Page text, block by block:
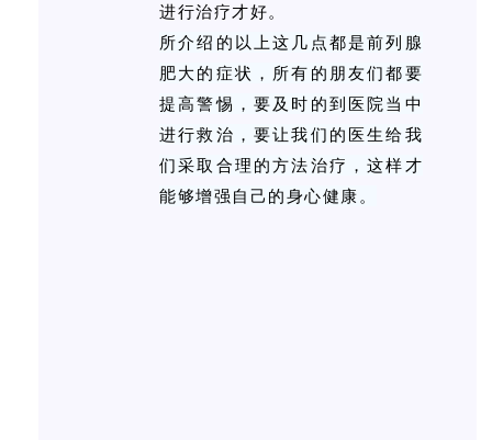
进行治疗才好。
所介绍的以上这几点都是前列腺
肥大的症状，所有的朋友们都要
提高警惕，要及时的到医院当中
进行救治，要让我们的医生给我
们采取合理的方法治疗，这样才
能够增强自己的身心健康。